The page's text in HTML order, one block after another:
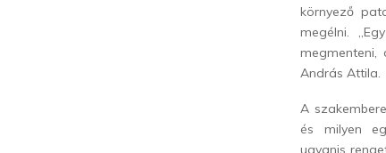
környező
megélni. „
megmenteni,
András Attila.
A
és milyen
ugyanis